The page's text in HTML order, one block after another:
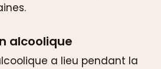
alcoolique
a lieu pendant la